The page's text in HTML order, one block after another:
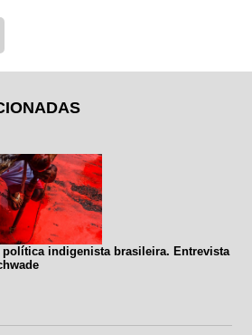
indigenista brasileira. Entrevista